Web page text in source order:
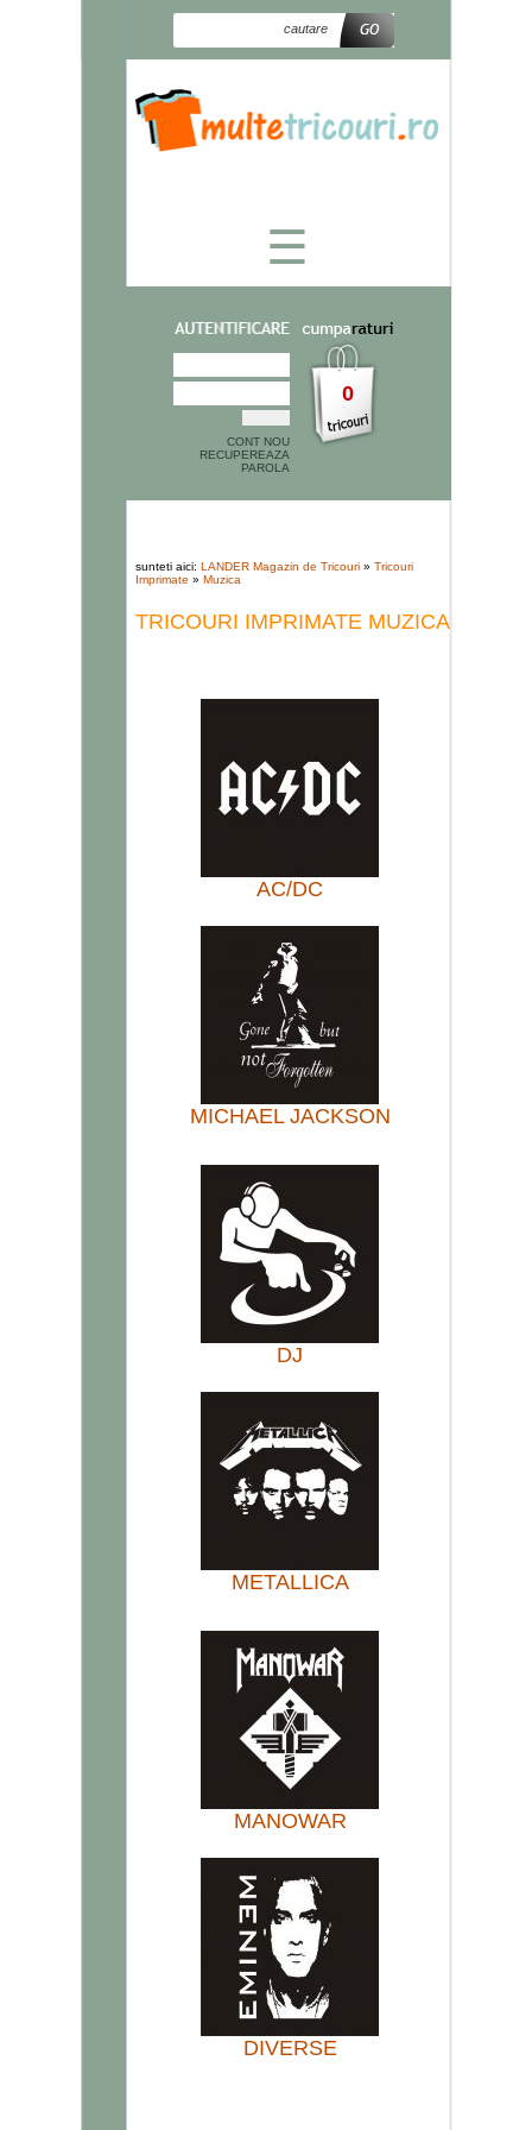
☰
CONT NOU
RECUPEREAZA
PAROLA
0
sunteti aici: LANDER Magazin de Tricouri » Tricouri
Imprimate » Muzica
TRICOURI IMPRIMATE MUZICA
AC/DC
MICHAEL JACKSON
DJ
METALLICA
MANOWAR
DIVERSE